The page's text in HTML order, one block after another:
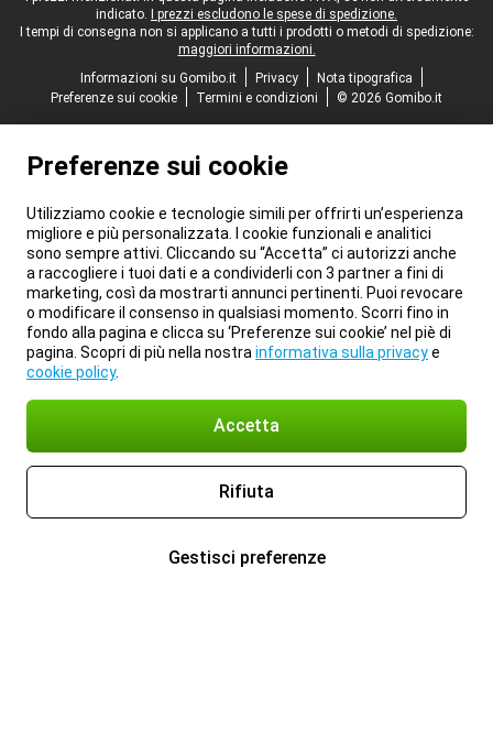
indicato.
I prezzi escludono le spese di spedizione.
I tempi di consegna non si applicano a tutti i prodotti o metodi di spedizione:
maggiori informazioni.
Informazioni su Gomibo.it
Privacy
Nota tipografica
Preferenze sui cookie
Termini e condizioni © 2026 Gomibo.it
Preferenze sui cookie
Utilizziamo cookie e tecnologie simili per offrirti un’esperienza
migliore e più personalizzata. I cookie funzionali e analitici
sono sempre attivi. Cliccando su “Accetta” ci autorizzi anche
a raccogliere i tuoi dati e a condividerli con 3 partner a fini di
marketing, così da mostrarti annunci pertinenti. Puoi revocare
o modificare il consenso in qualsiasi momento. Scorri fino in
fondo alla pagina e clicca su ‘Preferenze sui cookie’ nel piè di
pagina. Scopri di più nella nostra informativa sulla privacye
cookie policy.
Accetta
Rifiuta
Gestisci preferenze